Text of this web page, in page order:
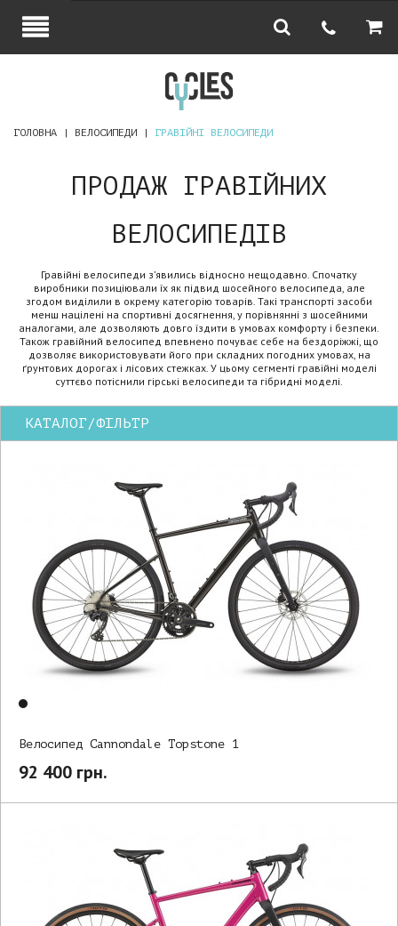
ГОЛОВНА ВЕЛОСИПЕДИ ГРАВІЙНІ ВЕЛОСИПЕДИ
ПРОДАЖ ГРАВІЙНИХ
ВЕЛОСИПЕДІВ
Гравійні велосипеди з’явились відносно нещодавно. Спочатку
виробники позиціювали їх як підвид шосейного велосипеда, але
згодом виділили в окрему категорію товарів. Такі транспорті засоби
менш націлені на спортивні досягнення, у порівнянні з шосейними
аналогами, але дозволяють довго їздити в умовах комфорту і безпеки.
Також гравійний велосипед впевнено почуває себе на бездоріжжі, що
дозволяє використовувати його при складних погодних умовах, на
ґрунтових дорогах і лісових стежках. У цьому сегменті гравійні моделі
суттєво потіснили гірські велосипеди та гібридні моделі.
КАТАЛОГ/ФІЛЬТР
Велосипед Cannondale Topstone 1
92 400 грн.